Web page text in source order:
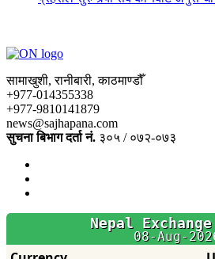
सामाखुशी, रानीबारी, काठमाण्डौँ
+977-014355338
+977-9810141879
news@sajhapana.com
सुचना बिभाग दर्ता नं. ३०५ / ०७२-०७३